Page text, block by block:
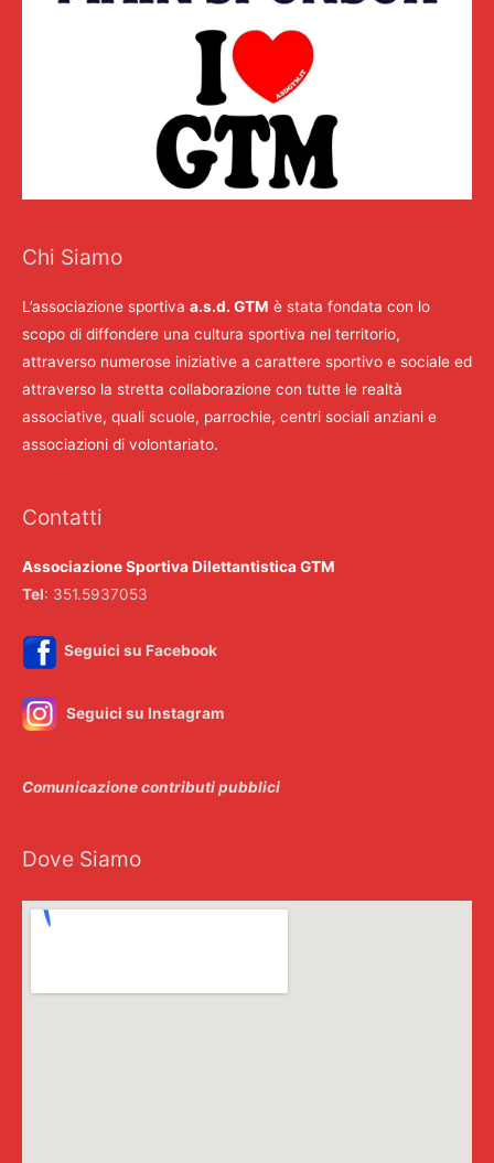
Chi Siamo
L’associazione sportiva a.s.d. GTM è stata fondata con lo
scopo di diffondere una cultura sportiva nel territorio,
attraverso numerose iniziative a carattere sportivo e sociale ed
attraverso la stretta collaborazione con tutte le realtà
associative, quali scuole, parrochie, centri sociali anziani e
associazioni di volontariato.
Contatti
Associazione Sportiva Dilettantistica GTM
Tel: 351.5937053
Seguici su Facebook
Seguici su Instagram
Comunicazione contributi pubblici
Dove Siamo